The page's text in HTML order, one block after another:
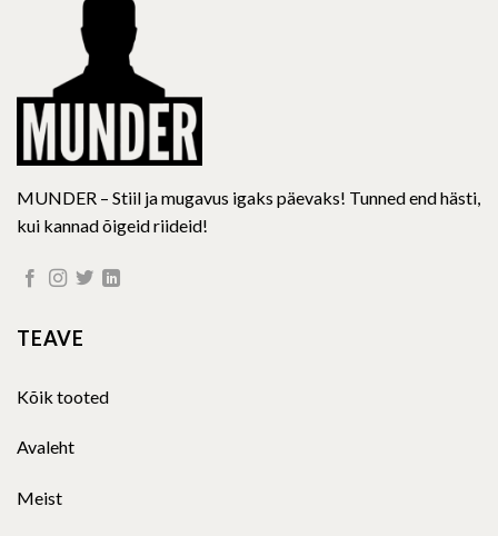
chosen
on
the
product
page
MUNDER – Stiil ja mugavus igaks päevaks! Tunned end hästi,
kui kannad õigeid riideid!
TEAVE
Kõik tooted
Avaleht
Meist